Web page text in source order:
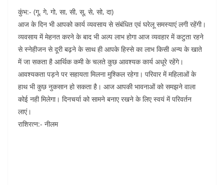
कुंभ:- (गू, गे, गो, सा, सी, सू, से, सो, दा)
आज के दिन भी आपको कार्य व्यवसाय से संबंधित एवं घरेलू समस्याएं लगी रहेंगी।
व्यवसाय में मेहनत करने के बाद भी अल्प लाभ होगा आज व्यवहार में कटुता रहने
से स्नेहीजन से दूरी बढ़ने के साथ ही आपके हिस्से का लाभ किसी अन्य के खाते
में जा सकता है आर्थिक कमी के चलते कुछ आवश्यक कार्य अधूरे रहेंगे।
आवश्यकता पड़ने पर सहायता मिलना मुश्किल रहेगा। परिवार में महिलाओं के
हाथ भी कुछ नुकसान हो सकता है। आज आपकी भावनाओं को समझने वाला
कोई नही मिलेगा। दिनचर्या को सामने बनाए रखने के लिए स्वयं में परिवर्तन
लाएं।
राशिरत्न:- नीलम